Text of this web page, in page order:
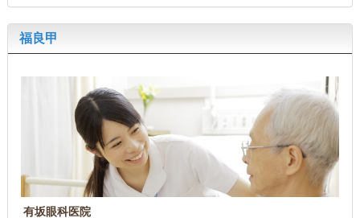
福良甲
有坂眼科医院